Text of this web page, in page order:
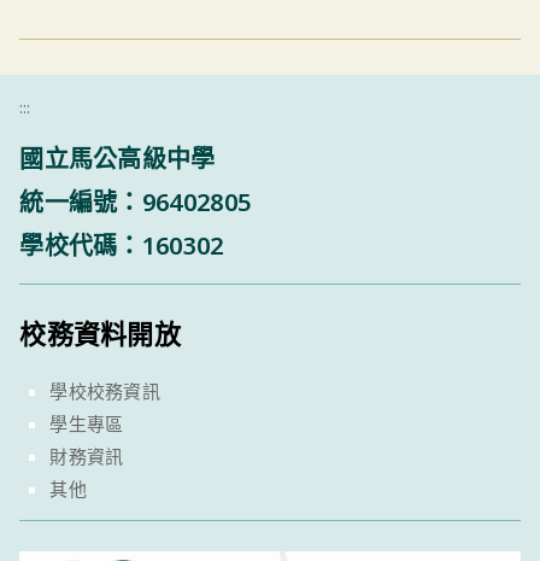
:::
國立馬公高級中學
統一編號：96402805
學校代碼：160302
校務資料開放
學校校務資訊
學生專區
財務資訊
其他